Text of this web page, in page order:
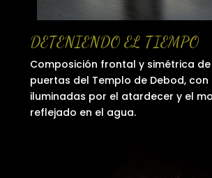
DETENIENDO EL TIEMPO
Composición frontal y simétrica
puertas del Templo de Debod, con
iluminadas por el atardecer y el
reflejado en el agua.